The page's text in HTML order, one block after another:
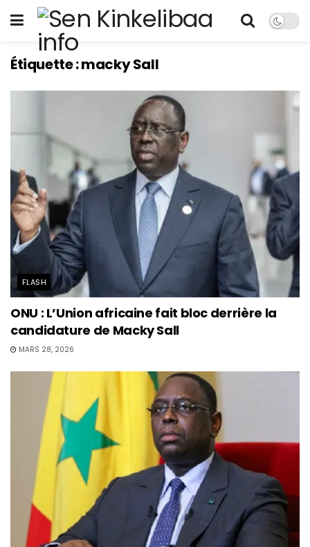
Étiquette :macky Sall
FLASH
ONU : L’Union africaine fait bloc derrière la
candidature de Macky Sall
MARS 28, 2026